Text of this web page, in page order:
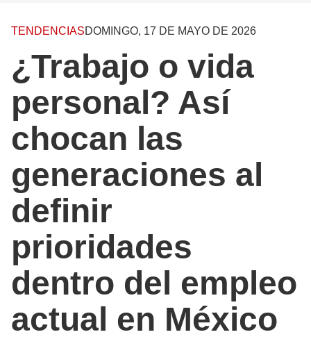
TENDENCIASDOMINGO, 17 DE MAYO DE 2026
¿Trabajo o vida
personal? Así
chocan las
generaciones al
definir
prioridades
dentro del empleo
actual en México